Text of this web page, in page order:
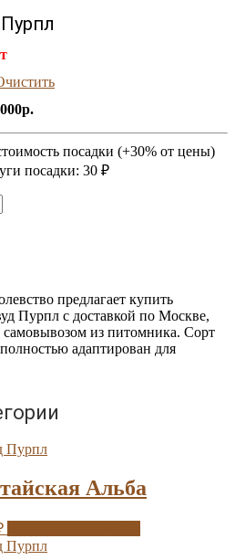
посадки (+30% от цены)
посадки: 30 ₽
предлагает купить
Пурпл с доставкой по Москве,
из питомника. Сорт
адаптирован для
Альба